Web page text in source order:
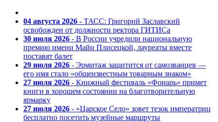
04 августа 2026 - ТАСС: Григорий Заславский
освобожден от должности ректора ГИТИСа
30 июля 2026 - В России учредили национальную
премию имени Майи Плисецкой, лауреаты вместе
поставят балет
29 июля 2026 - Эрмитаж защитится от самозванцев —
его имя стало «общеизвестным товарным знаком»
27 июля 2026 - Книжный фестиваль «Фонарь» примет
книги в хорошем состоянии на благотворительную
ярмарку
27 июля 2026 - «Царское Село» зовет тезок императриц
бесплатно посетить музейные маршруты